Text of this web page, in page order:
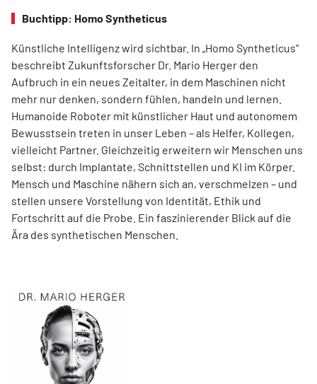
Buchtipp: Homo Syntheticus
Künstliche Intelligenz wird sichtbar. In „Homo Syntheticus“
beschreibt Zukunftsforscher Dr. Mario Herger den
Aufbruch in ein neues Zeitalter, in dem Maschinen nicht
mehr nur denken, sondern fühlen, handeln und lernen.
Humanoide Roboter mit künstlicher Haut und autonomem
Bewusstsein treten in unser Leben – als Helfer, Kollegen,
vielleicht Partner. Gleichzeitig erweitern wir Menschen uns
selbst: durch Implantate, Schnittstellen und KI im Körper.
Mensch und Maschine nähern sich an, verschmelzen – und
stellen unsere Vorstellung von Identität, Ethik und
Fortschritt auf die Probe. Ein faszinierender Blick auf die
Ära des synthetischen Menschen.